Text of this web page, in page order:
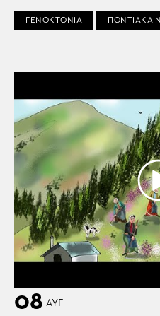
ΓΕΝΟΚΤΟΝΙΑ ΠΟΝΤΙΑΚΑ
08 ΑΥΓ